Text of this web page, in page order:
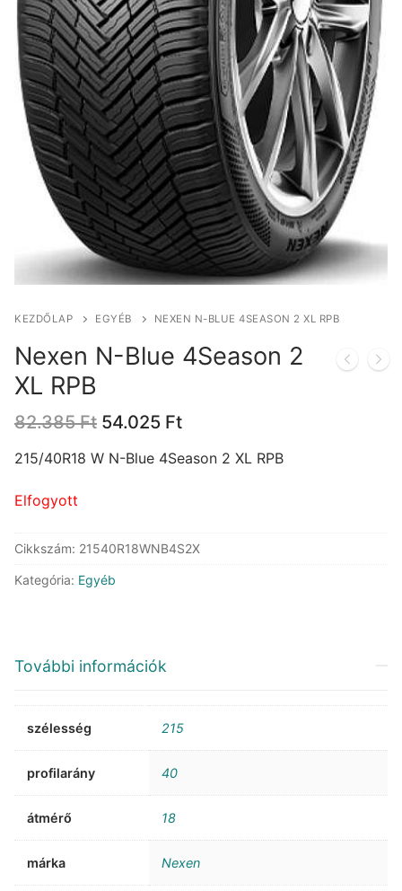
KEZDŐLAP EGYÉB NEXEN N-BLUE 4SEASON 2 XL RPB
Nexen N-Blue 4Season 2
XL RPB
82.385Ft Original
was:
54.025 FtCurrent
is:
215/40R18 W N-Blue 4Season 2 XL RPB
Elfogyott
Cikkszám: 21540R18WNB4S2X
Kategória: Egyéb
További információk
szélesség 215
profilarány 40
átmérő 18
márka Nexen